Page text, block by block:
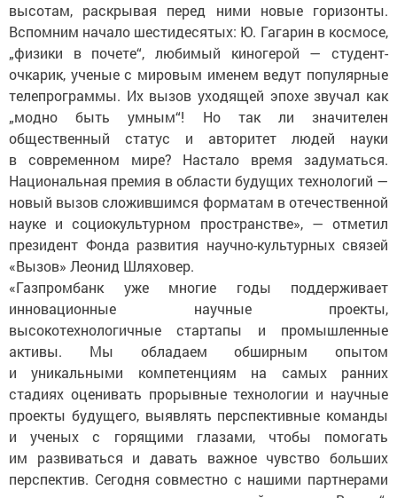
высотам, раскрывая перед ними новые горизонты.
Вспомним начало шестидесятых: Ю. Гагарин в космосе,
„физики в почете“, любимый киногерой — студент-
очкарик, ученые с мировым именем ведут популярные
телепрограммы. Их вызов уходящей эпохе звучал как
„модно быть умным“! Но так ли значителен
общественный статус и авторитет людей науки
в современном мире? Настало время задуматься.
Национальная премия в области будущих технологий —
новый вызов сложившимся форматам в отечественной
науке и социокультурном пространстве», — отметил
президент Фонда развития научно-культурных связей
«Вызов» Леонид Шляховер.
«Газпромбанк уже многие годы поддерживает
инновационные научные проекты,
высокотехнологичные стартапы и промышленные
активы. Мы обладаем обширным опытом
и уникальными компетенциям на самых ранних
стадиях оценивать прорывные технологии и научные
проекты будущего, выявлять перспективные команды
и ученых с горящими глазами, чтобы помогать
им развиваться и давать важное чувство больших
перспектив. Сегодня совместно с нашими партнерами